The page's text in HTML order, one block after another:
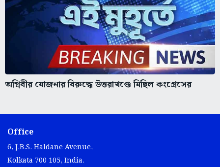
অগ্নিবীর যোজনার বিরুদ্ধে উত্তরাখণ্ডে মিছিল কংগ্রেসের
Office
6, J.B.S. Haldane Avenue,
Kolkata 700 105, India.